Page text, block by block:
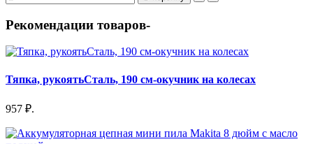
Рекомендации товаров-
Тяпка, рукоятьСталь, 190 см-окучник на колесах
957 ₽.